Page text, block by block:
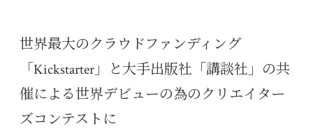
世界最大のクラウドファンディング
「Kickstarter」と大手出版社「講談社」の共
催による世界デビューの為のクリエイター
ズコンテストに